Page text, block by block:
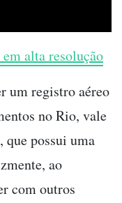
alta resolução
um registro aéreo
no Rio, vale
possui uma
ao
com outros